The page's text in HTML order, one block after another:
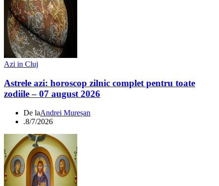
Azi in Cluj
Astrele azi: horoscop zilnic complet pentru toate
zodiile – 07 august 2026
De laAndrei Mureșan
.8/7/2026